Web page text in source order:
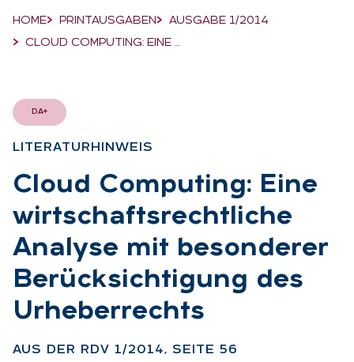
Breadcrumb-Navigation
HOME PRINTAUSGABEN
AUSGABE 1/2014
CLOUD COMPUTING: EINE …
DA+
LI­TE­RA­TUR­HIN­WEIS
:
Cloud Com­pu­ting: Eine
wirt­schafts­recht­li­che
Ana­ly­se mit be­son­de­rer
Be­rück­sich­ti­gung des
Ur­he­ber­rechts
AUS DER RDV 1/2014, SEI­TE 56